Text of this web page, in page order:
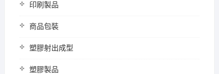
印刷製品
商品包裝
塑膠射出成型
塑膠製品